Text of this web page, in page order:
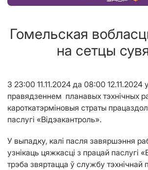
Гомельская
на сетцы
З 23:00 11.11.2024 да 08:00 12.11.2024
правядзеннем планавых тэхнічных
кароткатэрміновыя страты
паслугі «Відэакантроль».
У выпадку, калі пасля завяршэння
узнікаць цяжкасці з працай паслугі
трэба звяртацца ў службу тэхнічнай